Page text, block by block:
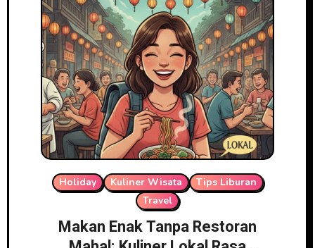
Holiday Kuliner Wisata
Tips Liburan
Travel
Makan Enak Tanpa Restoran